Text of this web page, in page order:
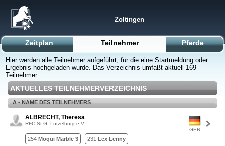
Zoltingen
Zeitplan Teilnehmer Pferde
Hier werden alle Teilnehmer aufgeführt, für die eine Startmeldung oder
Ergebnis hochgeladen wurde. Das Verzeichnis umfaßt aktuell 169
Teilnehmer.
AKTUELLES TEILNEHMERVERZEICHNIS
A - NAME DES TEILNEHMERS
GER
ALBRECHT, Theresa
RFC St.G. Lützelburg e.V.
254 Moqui Marble 3 231 Lex Lenny